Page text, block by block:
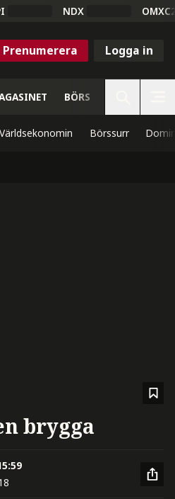
NDX
Prenumerera Logga in
BÖRS
Världsekonomin Börssurr
brygga